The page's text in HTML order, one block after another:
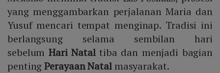
yang menggambarkan perjalanan Maria dan
Yusuf mencari tempat menginap. Tradisi ini
berlangsung selama sembilan hari
sebelum Hari Nataltiba dan menjadi bagian
pentingPerayaan Natalmasyarakat.